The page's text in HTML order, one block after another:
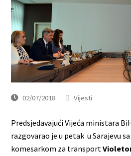
02/07/2018 Vijesti
Predsjedavajući Vijeća ministara
razgovarao je u petak u Sarajevu
komesarkom za transport